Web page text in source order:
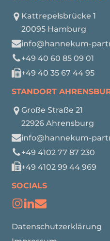
Kattrepelsbrücke 1
20095 Hamburg
info@hannekum-
+49 40 60 85 09 01
+49 40 35 67 44 95
STANDORT
Große Straße 21
22926 Ahrensburg
info@hannekum-
+49 4102 77 87 230
+49 4102 99 44 969
SOCIALS
Datenschutzerklärung